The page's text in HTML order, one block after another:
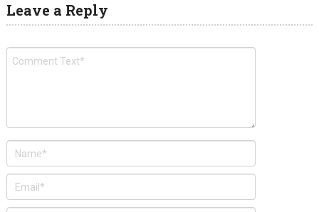
Leave a Reply